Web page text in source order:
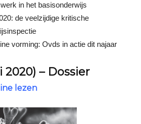
in het basisonderwijs
de veelzijdige kritische
vorming: Ovds in actie dit najaar
2020) – Dossier
lezen